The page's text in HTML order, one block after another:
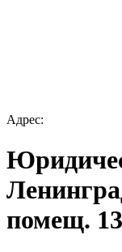
Адрес:
помещ.